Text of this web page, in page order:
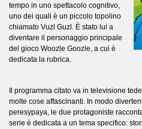
tempo in uno spettacolo cognitivo,
uno dei quali è un piccolo topolino
chiamato Vuzl Guzl. È stato lui a
diventare il personaggio principale
del gioco Woozle Goozle, a cui è
dedicata la rubrica.
Il programma citato va in televisione
molte cose affascinanti. In modo
peresypaya, le due protagoniste
serie è dedicata a un tema specifico: